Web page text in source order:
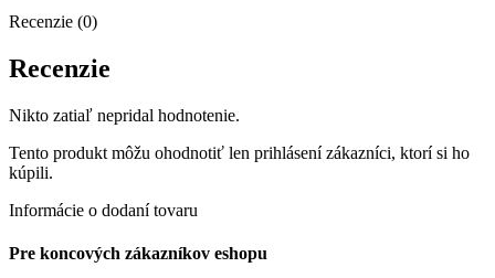
Recenzie (0)
Recenzie
Nikto zatiaľ nepridal hodnotenie.
Tento produkt môžu ohodnotiť len prihlásení zákazníci, ktorí si ho
kúpili.
Informácie o dodaní tovaru
Pre koncových zákazníkov eshopu